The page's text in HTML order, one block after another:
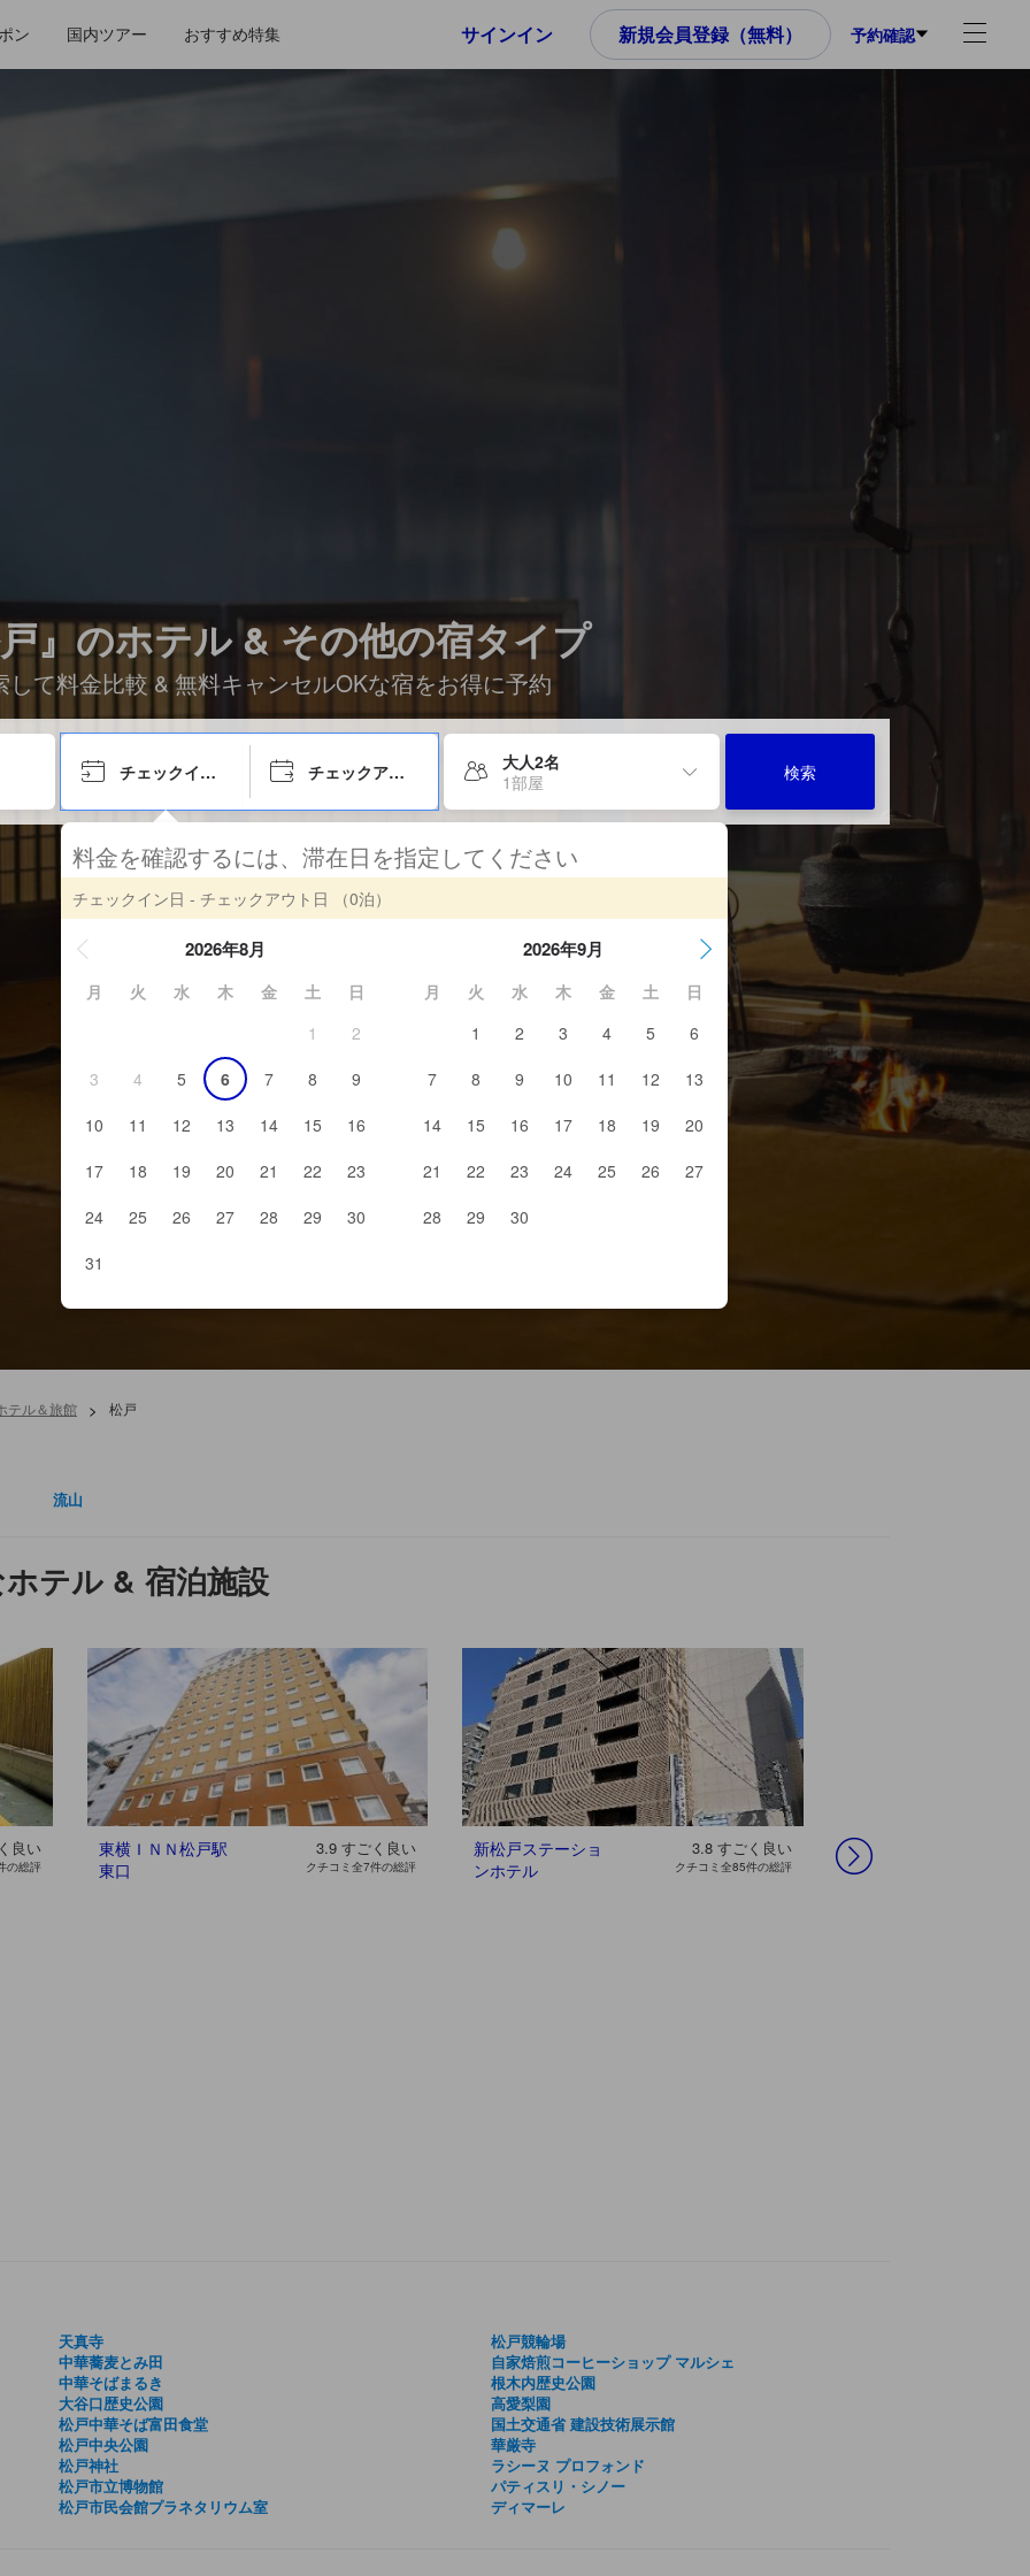
ン 国内ツアー おすすめ特集 サインイン 新規会員登録（無料） 予約確認
』のホテル & その他の宿タイプ
して料金比較 & 無料キャンセルOKな宿をお得に予約
チェックイン日 チェックアウト日
大人2名
1部屋
検索
料金を確認するには、滞在日を指定してください
チェックイン日 - チェックアウト日 （0泊）
2026年8月
月 火 水 木 金 土
日
1
2
3
4 5 6 7 8
9
10
11 12 13 14 15
16
17
18 19 20 21 22
23
24
25 26 27 28 29
30
31
2026年9月
月 火 水 木 金 土
日
1
2 3 4 5
6
7
8 9 10 11 12
13
14
15 16 17 18 19
20
21
22 23 24 25 26
27
28
29 30
テル＆旅館 > 松戸
流山
テル & 宿泊施設
良い
の総評
東横ＩＮＮ松戸駅
東口
3.9 すごく良い
クチコミ全7件の総評
新松戸ステーショ
ンホテル
3.8 すごく良い
クチコミ全85件の総評
ホテル バリバ
リ 松戸
天真寺
中華蕎麦とみ田
中華そばまるき
大谷口歴史公園
松戸中華そば富田食堂
松戸中央公園
松戸神社
松戸市立博物館
松戸市民会館プラネタリウム室
松戸競輪場
自家焙煎コーヒーショップ マルシェ
根木内歴史公園
高愛梨園
国土交通省 建設技術展示館
華厳寺
ラシーヌ プロフォンド
パティスリ・シノー
ディマーレ